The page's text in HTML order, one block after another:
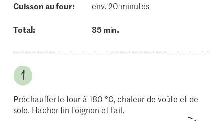
cuisson au four:
env. 20 minutes
Total: 35 min.
Préchauffer le four à 180 °C, chaleur de voûte et de
sole. Hacher fin l'oignon et l'ail.